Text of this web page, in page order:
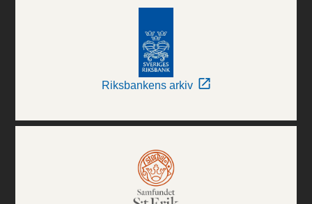
Riksbankens arkiv